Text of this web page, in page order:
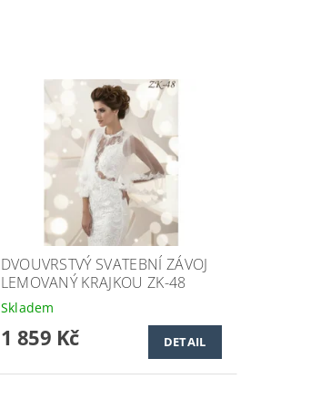
DVOUVRSTVÝ SVATEBNÍ ZÁVOJ
LEMOVANÝ KRAJKOU ZK-48
Skladem
1 859 Kč DETAIL